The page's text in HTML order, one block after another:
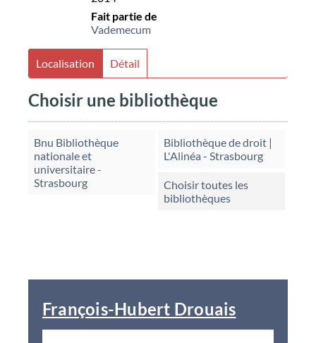
Fait partie de
Vademecum
Localisation Détail
Choisir une bibliothèque
Bnu Bibliothèque
nationale et
universitaire -
Strasbourg
Bibliothèque de droit |
L'Alinéa - Strasbourg
Choisir toutes les
bibliothèques
François-Hubert Drouais